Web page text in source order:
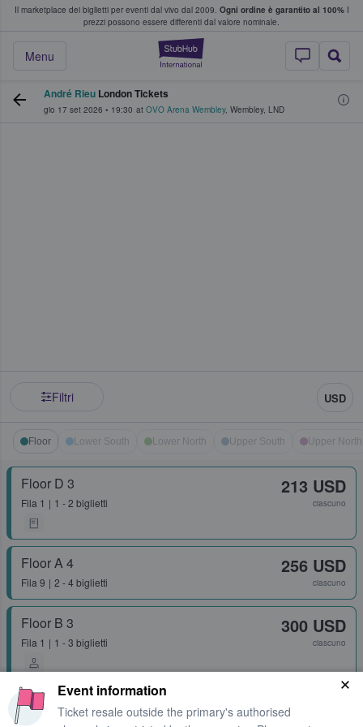
Il marketplace dei biglietti per eventi dal vivo dal 2009. Ogni ordine è garantito al 100%I
prezzi possono essere differenti dal valore nominale.
StubHub - Dove
Menu
fan comprano e vendono biglietti
André Rieu London Tickets
gio 17 set 2026 • 19:30 at OVO Arena Wembley, Wembley, LND
Filtri USD
Floor Lower South Lower North Upper South Upper North
Floor D 3
Fila 1 1 - 2 biglietti
213 USD
ciascuno
Floor A 4
Fila 9 2 - 4 biglietti
256 USD
ciascuno
Floor B 3
Fila 1 1 - 3 biglietti
300 USD
ciascuno
Floor A 3 376 USD
Event information
Ticket resale outside the primary's authorised